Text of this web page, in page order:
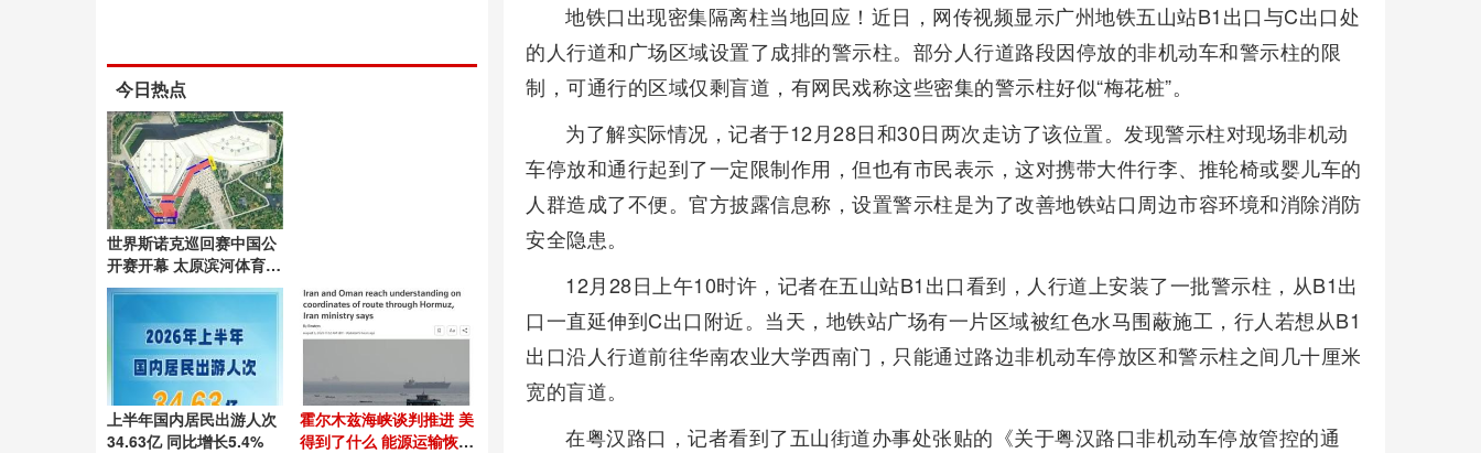
地铁口出现密集隔离柱当地回应！近日，网传视频显示广州地铁五山站B1出口与C出口处
的人行道和广场区域设置了成排的警示柱。部分人行道路段因停放的非机动车和警示柱的限
制，可通行的区域仅剩盲道，有网民戏称这些密集的警示柱好似“梅花桩”。
为了解实际情况，记者于12月28日和30日两次走访了该位置。发现警示柱对现场非机动
车停放和通行起到了一定限制作用，但也有市民表示，这对携带大件行李、推轮椅或婴儿车的
人群造成了不便。官方披露信息称，设置警示柱是为了改善地铁站口周边市容环境和消除消防
安全隐患。
12月28日上午10时许，记者在五山站B1出口看到，人行道上安装了一批警示柱，从B1出
口一直延伸到C出口附近。当天，地铁站广场有一片区域被红色水马围蔽施工，行人若想从B1
出口沿人行道前往华南农业大学西南门，只能通过路边非机动车停放区和警示柱之间几十厘米
宽的盲道。
在粤汉路口，记者看到了五山街道办事处张贴的《关于粤汉路口非机动车停放管控的通
今日热点
世界斯诺克巡回赛中国公
开赛开幕 太原滨河体育中
心闪耀启幕
上半年国内居民出游人次
34.63亿 同比增长5.4%
霍尔木兹海峡谈判推进 美
得到了什么 能源运输恢复